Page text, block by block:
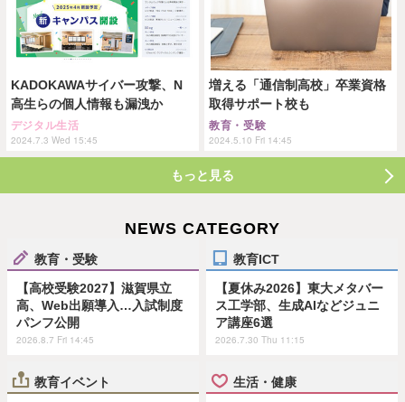
KADOKAWAサイバー攻撃、N
高生らの個人情報も漏洩か
デジタル生活
2024.7.3 Wed 15:45
増える「通信制高校」卒業資格
取得サポート校も
教育・受験
2024.5.10 Fri 14:45
もっと見る
NEWS CATEGORY
教育・受験
【高校受験2027】滋賀県立
高、Web出願導入…入試制度
パンフ公開
2026.8.7 Fri 14:45
教育ICT
【夏休み2026】東大メタバー
ス工学部、生成AIなどジュニ
ア講座6選
2026.7.30 Thu 11:15
教育イベント 生活・健康